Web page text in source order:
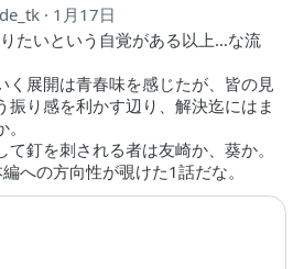
1月17日
たいという自覚がある以上…な流
く展開は青春味を感じたが、皆の見
振り感を利かす辺り、解決迄にはま
て釘を刺される者は友崎か、葵か。
への方向性が覗けた1話だな。